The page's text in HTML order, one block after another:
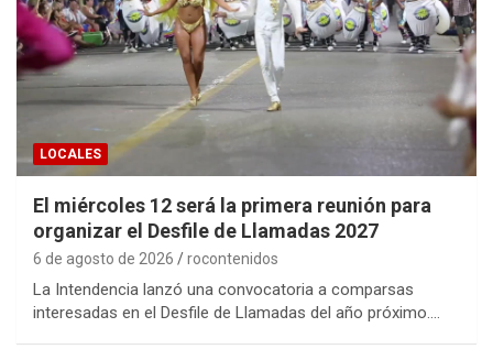
LOCALES
El miércoles 12 será la primera reunión para
organizar el Desfile de Llamadas 2027
6 de agosto de 2026 rocontenidos
La Intendencia lanzó una convocatoria a comparsas
interesadas en el Desfile de Llamadas del año próximo.…